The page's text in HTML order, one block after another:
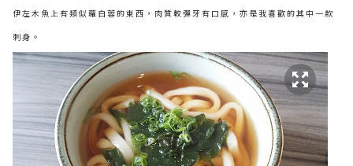
伊左木魚上有類似蘿白蓉的東西，肉質較彈牙有口感，亦是我喜歡的其中一款
刺身。